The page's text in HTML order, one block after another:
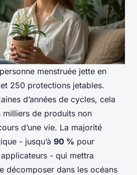
menstruée jette en
250 protections jetables.
d’années de cycles, cela
milliers de produits non
d’une vie. La majorité
- jusqu’à 90 % pour
- qui mettra
décomposer dans les océans